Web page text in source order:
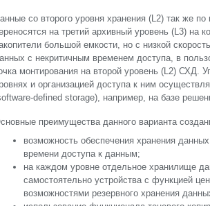
со второго уровня хранения (L2) так же
на третий архивный уровень (L3) на
большой емкости, но с низкой
с некритичным временем доступа, в
монтирования на второй уровень (L2) СХД.
и организацией доступа к ним
defined storage), например, на базе
преимущества данного варианта
возможность обеспечения хранения
времени доступа к данным;
на каждом уровне отдельное хранилище
самостоятельно устройства с функцией
возможностями резервного хранения